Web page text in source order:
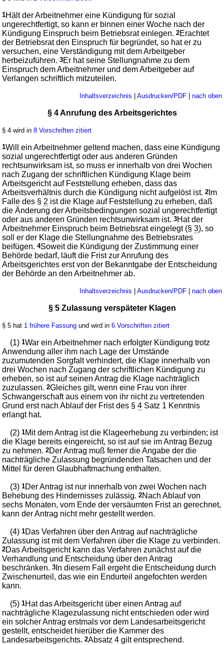
1Hält der Arbeitnehmer eine Kündigung für sozial
ungerechtfertigt, so kann er binnen einer Woche nach der
Kündigung Einspruch beim Betriebsrat einlegen.2Erachtet
der Betriebsrat den Einspruch für begründet, so hat er zu
versuchen, eine Verständigung mit dem Arbeitgeber
herbeizuführen.3Er hat seine Stellungnahme zu dem
Einspruch dem Arbeitnehmer und dem Arbeitgeber auf
Verlangen schriftlich mitzuteilen.
Inhaltsverzeichnis Ausdrucken/PDF| nach oben
§ 4 Anrufung des Arbeitsgerichtes
§ 4 wird in8 Vorschriften zitiert
1Will ein Arbeitnehmer geltend machen, dass eine Kündigung
sozial ungerechtfertigt oder aus anderen Gründen
rechtsunwirksam ist, so muss er innerhalb von drei Wochen
nach Zugang der schriftlichen Kündigung Klage beim
Arbeitsgericht auf Feststellung erheben, dass das
Arbeitsverhältnis durch die Kündigung nicht aufgelöst ist.2 Im
Falle des § 2 ist die Klage auf Feststellung zu erheben, daß
die Änderung der Arbeitsbedingungen sozial ungerechtfertigt
oder aus anderen Gründen rechtsunwirksam ist.3Hat der
Arbeitnehmer Einspruch beim Betriebsrat eingelegt (§3), so
soll er der Klage die Stellungnahme des Betriebsrates
beifügen.4Soweit die Kündigung der Zustimmung einer
Behörde bedarf, läuft die Frist zur Anrufung des
Arbeitsgerichtes erst von der Bekanntgabe der Entscheidung
der Behörde an den Arbeitnehmer ab.
Inhaltsverzeichnis Ausdrucken/PDF| nach oben
§ 5 Zulassung verspäteter Klagen
§ 5 hat 1 frühere Fassung und wird in6 Vorschriften zitiert
(1)1War ein Arbeitnehmer nach erfolgter Kündigung trotz
Anwendung aller ihm nach Lage der Umstände
zuzumutenden Sorgfalt verhindert, die Klage innerhalb von
drei Wochen nach Zugang der schriftlichen Kündigung zu
erheben, so ist auf seinen Antrag die Klage nachträglich
zuzulassen.2Gleiches gilt, wenn eine Frau von ihrer
Schwangerschaft aus einem von ihr nicht zu vertretenden
Grund erst nach Ablauf der Frist des §4 Satz 1 Kenntnis
erlangt hat.
(2)1Mit dem Antrag ist die Klageerhebung zu verbinden; ist
die Klage bereits eingereicht, so ist auf sie im Antrag Bezug
zu nehmen.2Der Antrag muß ferner die Angabe der die
nachträgliche Zulassung begründenden Tatsachen und der
Mittel für deren Glaubhaftmachung enthalten.
(3)1Der Antrag ist nur innerhalb von zwei Wochen nach
Behebung des Hindernisses zulässig.2Nach Ablauf von
sechs Monaten, vom Ende der versäumten Frist an gerechnet,
kann der Antrag nicht mehr gestellt werden.
(4)1Das Verfahren über den Antrag auf nachträgliche
Zulassung ist mit dem Verfahren über die Klage zu verbinden.
2Das Arbeitsgericht kann das Verfahren zunächst auf die
Verhandlung und Entscheidung über den Antrag
beschränken.3 In diesem Fall ergeht die Entscheidung durch
Zwischenurteil, das wie ein Endurteil angefochten werden
kann.
(5)1Hat das Arbeitsgericht über einen Antrag auf
nachträgliche Klagezulassung nicht entschieden oder wird
ein solcher Antrag erstmals vor dem Landesarbeitsgericht
gestellt, entscheidet hierüber die Kammer des
Landesarbeitsgerichts.2Absatz 4 gilt entsprechend.